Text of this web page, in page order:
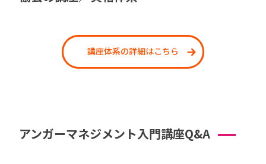
講座体系の詳細はこちら
アンガーマネジメント入門講座Q&A